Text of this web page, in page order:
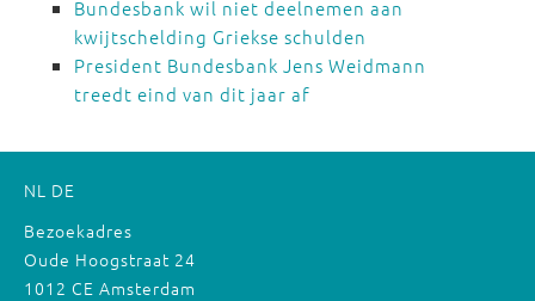
Bundesbank wil niet deelnemen aan
kwijtschelding Griekse schulden
President Bundesbank Jens Weidmann
treedt eind van dit jaar af
NL DE
Bezoekadres
Oude Hoogstraat 24
1012 CE Amsterdam